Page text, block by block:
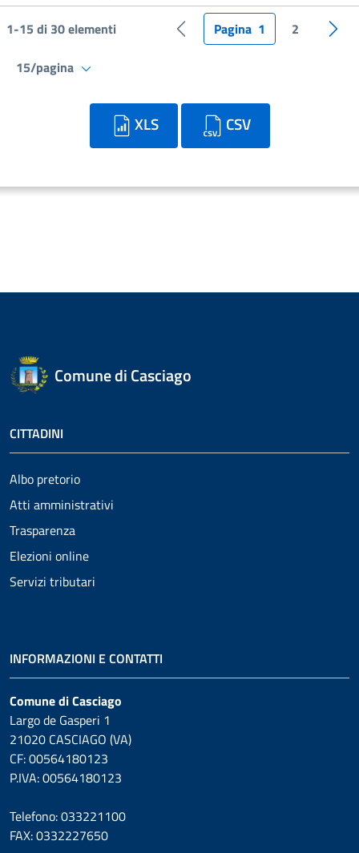
1-15 di 30 elementi Pagina precedente
Pagina 1 2
15/pagina
XLS CSV
Comune di Casciago
CITTADINI
Albo pretorio
Atti amministrativi
Trasparenza
Elezioni online
Servizi tributari
INFORMAZIONI E CONTATTI
Comune di Casciago
Largo de Gasperi 1
21020 CASCIAGO (VA)
CF: 00564180123
P.IVA: 00564180123
Telefono: 033221100
FAX: 0332227650